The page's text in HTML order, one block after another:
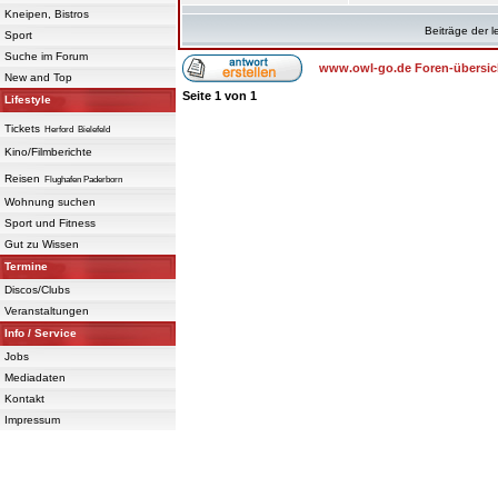
Kneipen, Bistros
Sport
Suche im Forum
New and Top
Lifestyle
Tickets Herford Bielefeld
Kino/Filmberichte
Reisen Flughafen Paderborn
Wohnung suchen
Sport und Fitness
Gut zu Wissen
Termine
Discos/Clubs
Veranstaltungen
Info / Service
Jobs
Mediadaten
Kontakt
Impressum
Beiträge der
www.owl-go.de Foren-
Seite 1 von 1